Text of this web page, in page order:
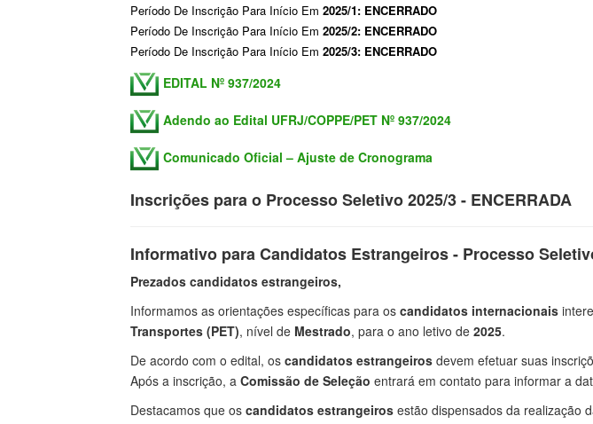
Período De Inscrição Para Início Em 2025/1: ENCERRADO
Período De Inscrição Para Início Em 2025/2: ENCERRADO
Período De Inscrição Para Início Em 2025/3: ENCERRADO
EDITAL Nº 937/2024
Adendo ao Edital UFRJ/COPPE/PET Nº 937/2024
Comunicado Oficial – Ajuste de Cronograma
Inscrições para o Processo Seletivo 2025/3 - ENCERRADA
Informativo para Candidatos Estrangeiros - Processo
Prezados candidatos estrangeiros,
Informamos as orientações específicas para os candidatos internacionais
Transportes (PET), nível de Mestrado, para o ano letivo de 2025.
De acordo com o edital, os candidatos estrangeiros devem efetuar suas
Após a inscrição, a Comissão de Seleção entrará em contato para informar a
Destacamos que os candidatos estrangeiros estão dispensados da realização